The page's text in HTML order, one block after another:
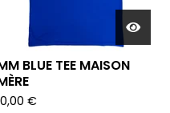
BLUE TEE MAISON
€